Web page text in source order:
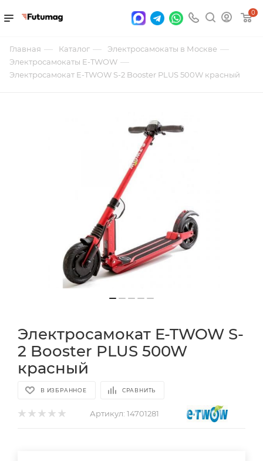
0
Главная — Каталог — Электросамокаты в Москве —
Электросамокаты E-TWOW —
Электросамокат E-TWOW S-2 Booster PLUS 500W красный
Электросамокат E-TWOW S-
2 Booster PLUS 500W
красный
В ИЗБРАННОЕ СРАВНИТЬ
Артикул: 14701281